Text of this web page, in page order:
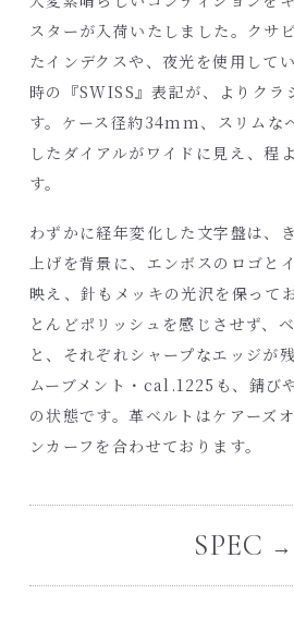
スターが入荷いたしました。クサ
たインデクスや、夜光を使用して
時の『SWISS』表記が、よりクラ
す。ケース径約34mm、スリムな
したダイアルがワイドに見え、程
す。
わずかに経年変化した文字盤は、
上げを背景に、エンボスのロゴと
映え、針もメッキの光沢を保って
とんどポリッシュを感じさせず、
と、それぞれシャープなエッジが
ムーブメント・cal.1225も、錆び
の状態です。革ベルトはケアーズ
ンカーフを合わせております。
SPEC